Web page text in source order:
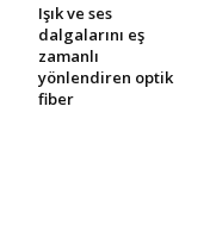
Işık ve ses
dalgalarını eş
zamanlı
yönlendiren optik
fiber